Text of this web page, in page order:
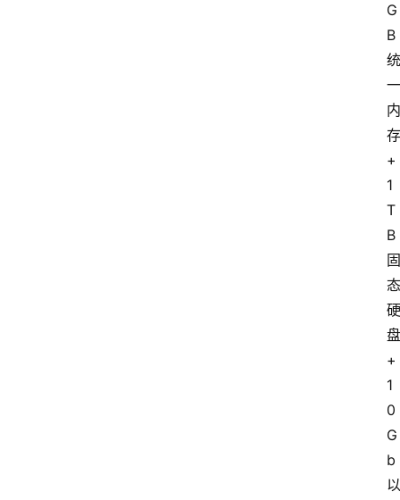
G
B
统
一
内
存
+
1
T
B
固
态
硬
盘
+
1
0
G
b
以